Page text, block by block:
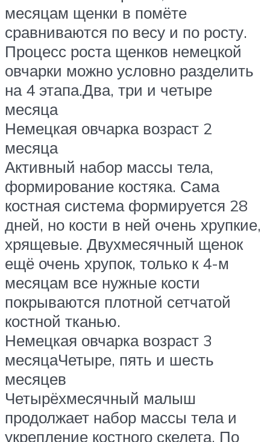
месяцам щенки в помёте
сравниваются по весу и по росту.
Процесс роста щенков немецкой
овчарки можно условно разделить
на 4 этапа.Два, три и четыре
месяца
Немецкая овчарка возраст 2
месяца
Активный набор массы тела,
формирование костяка. Сама
костная система формируется 28
дней, но кости в ней очень хрупкие,
хрящевые. Двухмесячный щенок
ещё очень хрупок, только к 4-м
месяцам все нужные кости
покрываются плотной сетчатой
костной тканью.
Немецкая овчарка возраст 3
месяцаЧетыре, пять и шесть
месяцев
Четырёхмесячный малыш
продолжает набор массы тела и
укрепление костного скелета. По